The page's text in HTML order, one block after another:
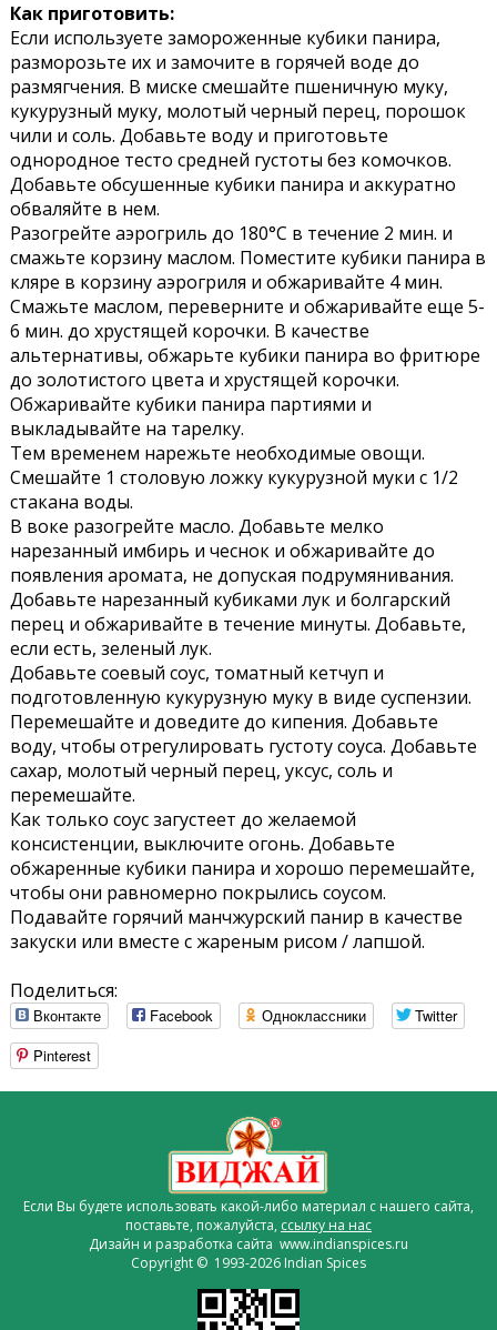
Как приготовить:
Если используете замороженные кубики панира,
разморозьте их и замочите в горячей воде до
размягчения. В миске смешайте пшеничную муку,
кукурузный муку, молотый черный перец, порошок
чили и соль. Добавьте воду и приготовьте
однородное тесто средней густоты без комочков.
Добавьте обсушенные кубики панира и аккуратно
обваляйте в нем.
Разогрейте аэрогриль до 180°C в течение 2 мин. и
смажьте корзину маслом. Поместите кубики панира в
кляре в корзину аэрогриля и обжаривайте 4 мин.
Смажьте маслом, переверните и обжаривайте еще 5-
6 мин. до хрустящей корочки. В качестве
альтернативы, обжарьте кубики панира во фритюре
до золотистого цвета и хрустящей корочки.
Обжаривайте кубики панира партиями и
выкладывайте на тарелку.
Тем временем нарежьте необходимые овощи.
Смешайте 1 столовую ложку кукурузной муки с 1/2
стакана воды.
В воке разогрейте масло. Добавьте мелко
нарезанный имбирь и чеснок и обжаривайте до
появления аромата, не допуская подрумянивания.
Добавьте нарезанный кубиками лук и болгарский
перец и обжаривайте в течение минуты. Добавьте,
если есть, зеленый лук.
Добавьте соевый соус, томатный кетчуп и
подготовленную кукурузную муку в виде суспензии.
Перемешайте и доведите до кипения. Добавьте
воду, чтобы отрегулировать густоту соуса. Добавьте
сахар, молотый черный перец, уксус, соль и
перемешайте.
Как только соус загустеет до желаемой
консистенции, выключите огонь. Добавьте
обжаренные кубики панира и хорошо перемешайте,
чтобы они равномерно покрылись соусом.
Подавайте горячий манчжурский панир в качестве
закуски или вместе с жареным рисом / лапшой.
Поделиться:
Вконтакте Facebook Одноклассники
Twitter
Pinterest
Если Вы будете использовать какой-либо материал с нашего сайта,
поставьте, пожалуйста, ссылку на нас
Дизайн и разработка сайта www.indianspices.ru
Copyright © 1993-2026 Indian Spices